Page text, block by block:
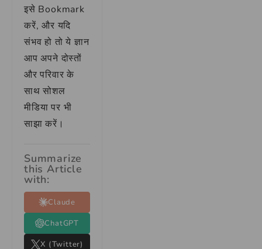
इसे Bookmark
करें, और यदि
संभव हो तो ये ज्ञान
आप अपने दोस्तों
और परिवार के
साथ सोशल
मीडिया पर भी
साझा करें।
Summarize
this Article
with:
Claude
ChatGPT
X (Twitter)